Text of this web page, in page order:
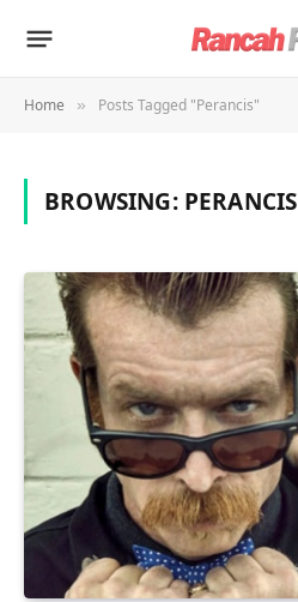
Home » Posts Tagged "Perancis"
BROWSING: PERANCIS